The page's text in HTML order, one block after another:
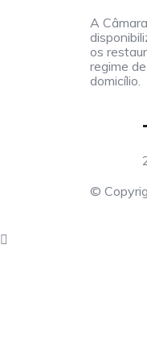
A
os
regime
domicílio.
©